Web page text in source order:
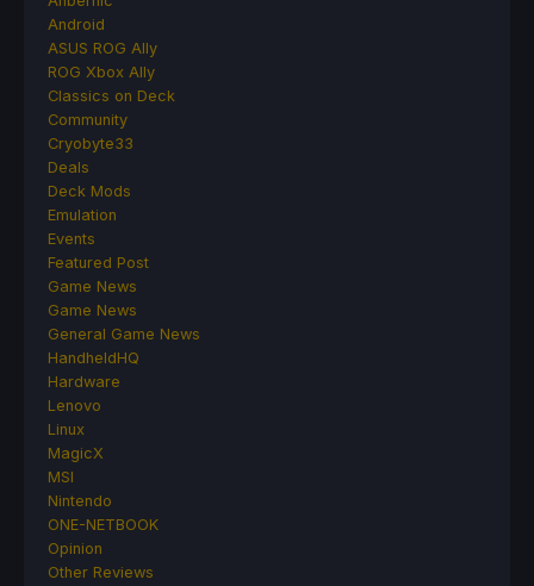
Android
ASUS ROG Ally
ROG Xbox Ally
Classics on Deck
Community
Cryobyte33
Deals
Deck Mods
Emulation
Events
Featured Post
Game News
Game News
General Game News
HandheldHQ
Hardware
Lenovo
Linux
MagicX
MSI
Nintendo
ONE-NETBOOK
Opinion
Other Reviews